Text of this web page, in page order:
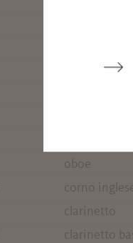
cello,
oboe
corno
clarinetto
clarinetto